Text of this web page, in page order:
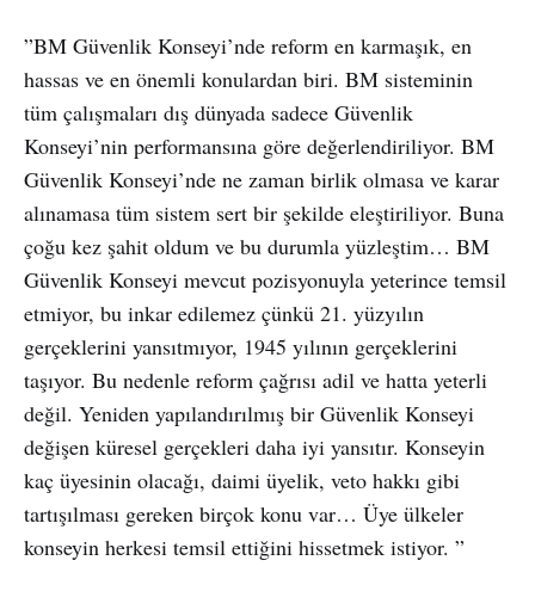
”BM Güvenlik Konseyi’nde reform en karmaşık, en
hassas ve en önemli konulardan biri. BM sisteminin
tüm çalışmaları dış dünyada sadece Güvenlik
Konseyi’nin performansına göre değerlendiriliyor. BM
Güvenlik Konseyi’nde ne zaman birlik olmasa ve karar
alınamasa tüm sistem sert bir şekilde eleştiriliyor. Buna
çoğu kez şahit oldum ve bu durumla yüzleştim… BM
Güvenlik Konseyi mevcut pozisyonuyla yeterince temsil
etmiyor, bu inkar edilemez çünkü 21. yüzyılın
gerçeklerini yansıtmıyor, 1945 yılının gerçeklerini
taşıyor. Bu nedenle reform çağrısı adil ve hatta yeterli
değil. Yeniden yapılandırılmış bir Güvenlik Konseyi
değişen küresel gerçekleri daha iyi yansıtır. Konseyin
kaç üyesinin olacağı, daimi üyelik, veto hakkı gibi
tartışılması gereken birçok konu var… Üye ülkeler
konseyin herkesi temsil ettiğini hissetmek istiyor. ”